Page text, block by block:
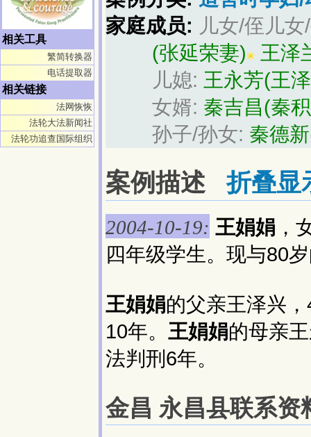
相关工具
繁简转换器
电话提取器
相关链接
法网恢恢
法轮大法新闻社
法轮功追查国际组织
家庭成员: 儿女/侄儿
(张延荣妻)
王泽
儿媳: 王永芳(王
女婿: 秦吉昌(秦
孙子/孙女: 秦德
案例描述折叠显
2004-10-19: 王娟娟 ，
四年级学生。现与80
王娟娟的父亲王泽兴
10年。 王娟娟的母亲
法判刑6年。
金昌 永昌县联系资